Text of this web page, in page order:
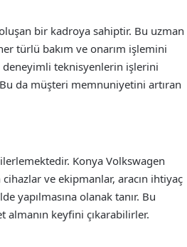
bir kadroya sahiptir. Bu uzman
türlü bakım ve onarım işlemini
teknisyenlerin işlerini
da müşteri memnuniyetini artıran
Konya Volkswagen
ve ekipmanlar, aracın ihtiyaç
yapılmasına olanak tanır. Bu
almanın keyfini çıkarabilirler.